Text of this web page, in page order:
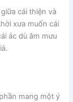
cái thiện và
xưa muốn cái
ác dù âm mưu
mang một ý